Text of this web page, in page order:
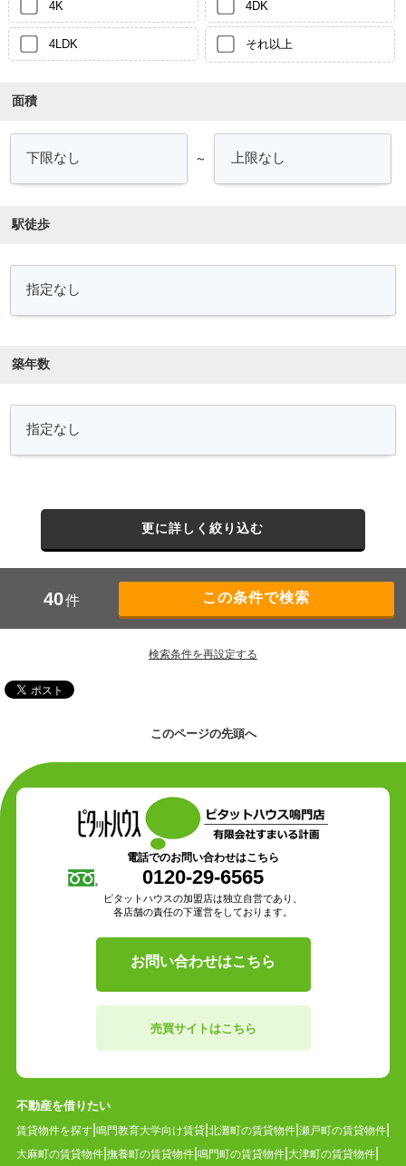
4K 4DK
4LDK それ以上
面積
～
駅徒歩
築年数
更に詳しく絞り込む
40件
検索条件を再設定する
このページの先頭へ
電話でのお問い合わせはこちら
0120-29-6565
ピタットハウスの加盟店は独立自営であり、
各店舗の責任の下運営をしております。
お問い合わせはこちら
売買サイトはこちら
不動産を借りたい
賃貸物件を探す 鳴門教育大学向け賃貸 北灘町の賃貸物件 瀬戸町の賃貸物件
大麻町の賃貸物件 撫養町の賃貸物件 鳴門町の賃貸物件 大津町の賃貸物件